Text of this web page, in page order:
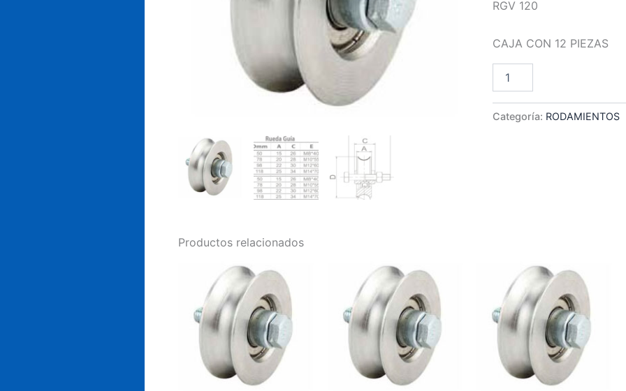
RGV 120
CAJA CON 12 PIEZAS
120
Categoría: RODAMIENTOS
Productos relacionados